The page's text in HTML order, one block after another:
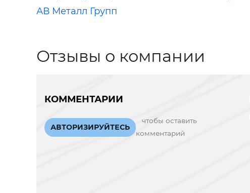
АВ Металл Групп
Отзывы о компании
КОММЕНТАРИИ
АВТОРИЗИРУЙТЕСЬ
чтобы оставить
комментарий